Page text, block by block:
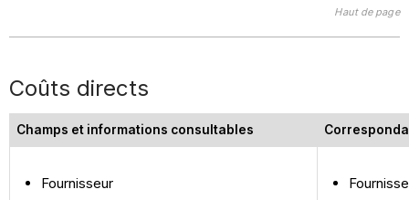
Haut de page
Coûts directs
Champs et informations consultables
Fournisseur